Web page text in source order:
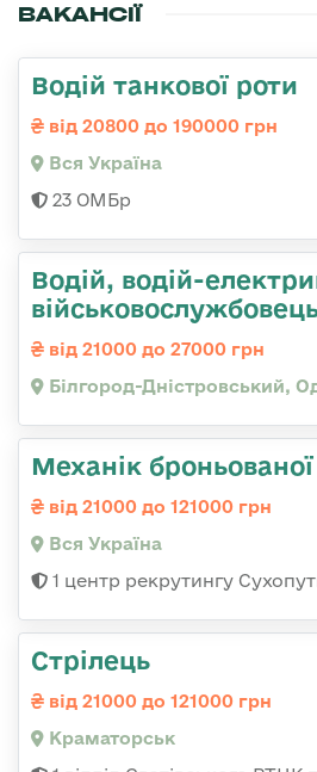
ВАКАНСІЇ
Водій танкової роти
від 20800 до 190000 грн
Вся Україна
23 ОМБр
Водій, водій-
від 21000 до 27000 грн
Білгород-Дністровський,
Механік броньованої
від 21000 до 121000 грн
Вся Україна
1 центр рекрутингу
Стрілець
від 21000 до 121000 грн
Краматорськ